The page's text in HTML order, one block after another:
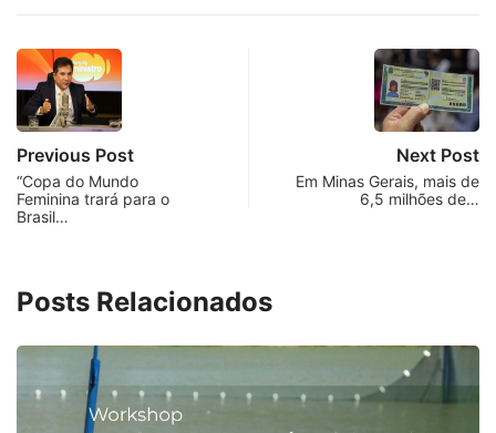
Previous Post
“Copa do Mundo
Feminina trará para o
Brasil…
Next Post
Em Minas Gerais, mais de
6,5 milhões de…
Posts Relacionados